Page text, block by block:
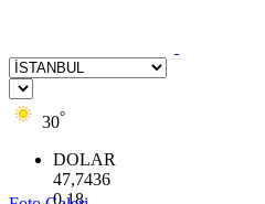
30°
DOLAR
47,7436
0.18